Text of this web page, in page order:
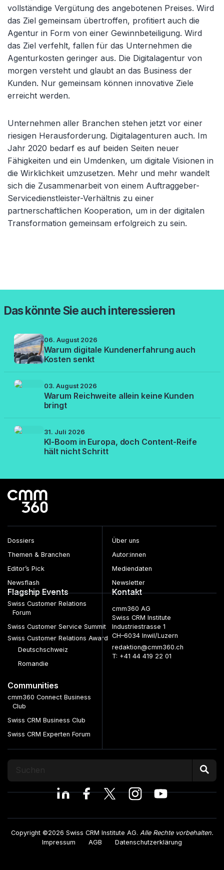
vollständige Vergütung des angebotenen Preises. Wird
das Ziel gemeinsam übertroffen, profitiert auch die
Agentur in Form von einer Gewinnbeteiligung. Wird
das Ziel verfehlt, fallen für das Unternehmen die
Agenturkosten geringer aus. Die Digitalagentur von
morgen versteht und glaubt an das Business der
Kunden. Nur gemeinsam können innovative Ziele
erreicht werden.
Unternehmen aller Branchen stehen jetzt vor einer
riesigen Herausforderung. Digitalagenturen auch. Im
Jahr 2020 bedarf es auf beiden Seiten neuer
Fähigkeiten und ein Umdenken, um digitale Visionen in
die Wirklichkeit umzusetzen. Mehr und mehr wandelt
sich die Zusammenarbeit von einem Auftraggeber-
Servicedienstleister-Verhältnis zu einer
partnerschaftlichen Kooperation, um in der digitalen
Transformation gemeinsam erfolgreich zu sein.
Das könnte Sie auch interessieren
06. August 2026
Warum digitale Kundenerfahrung auch
Kosten senkt
03. August 2026
Warum Reichweite allein keine Kunden
bringt
31. Juli 2026
KI-Boom in Europa, doch Content-Reife
hält nicht Schritt
Dossiers
Themen & Branchen
Editor’s Pick
Newsflash
Über uns
Autor:innen
Mediendaten
Newsletter
Flagship Events
Swiss Customer Relations
Forum
Swiss Customer Service Summit
Swiss Customer Relations Award
Deutschschweiz
Romandie
Communities
cmm360 Connect Business
Club
Swiss CRM Business Club
Swiss CRM Experten Forum
Kontakt
cmm360 AG
Swiss CRM Institute
Industriestrasse 1
CH–6034 Inwil/Luzern
redaktion@cmm360.ch
T: +41 44 419 22 01
Copyright ©2026 Swiss CRM Institute AG. Alle Rechte vorbehalten.
Impressum
AGB Datenschutzerklärung